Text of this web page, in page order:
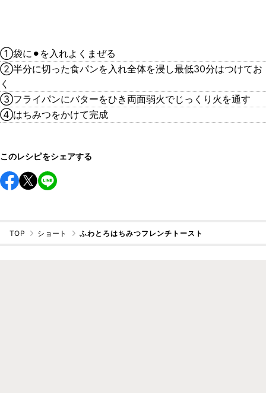
①袋に⚫︎を入れよくまぜる
②半分に切った食パンを入れ全体を浸し最低30分はつけてお
く
③フライパンにバターをひき両面弱火でじっくり火を通す
④はちみつをかけて完成
このレシピをシェアする
TOP ショート ふわとろはちみつフレンチトースト